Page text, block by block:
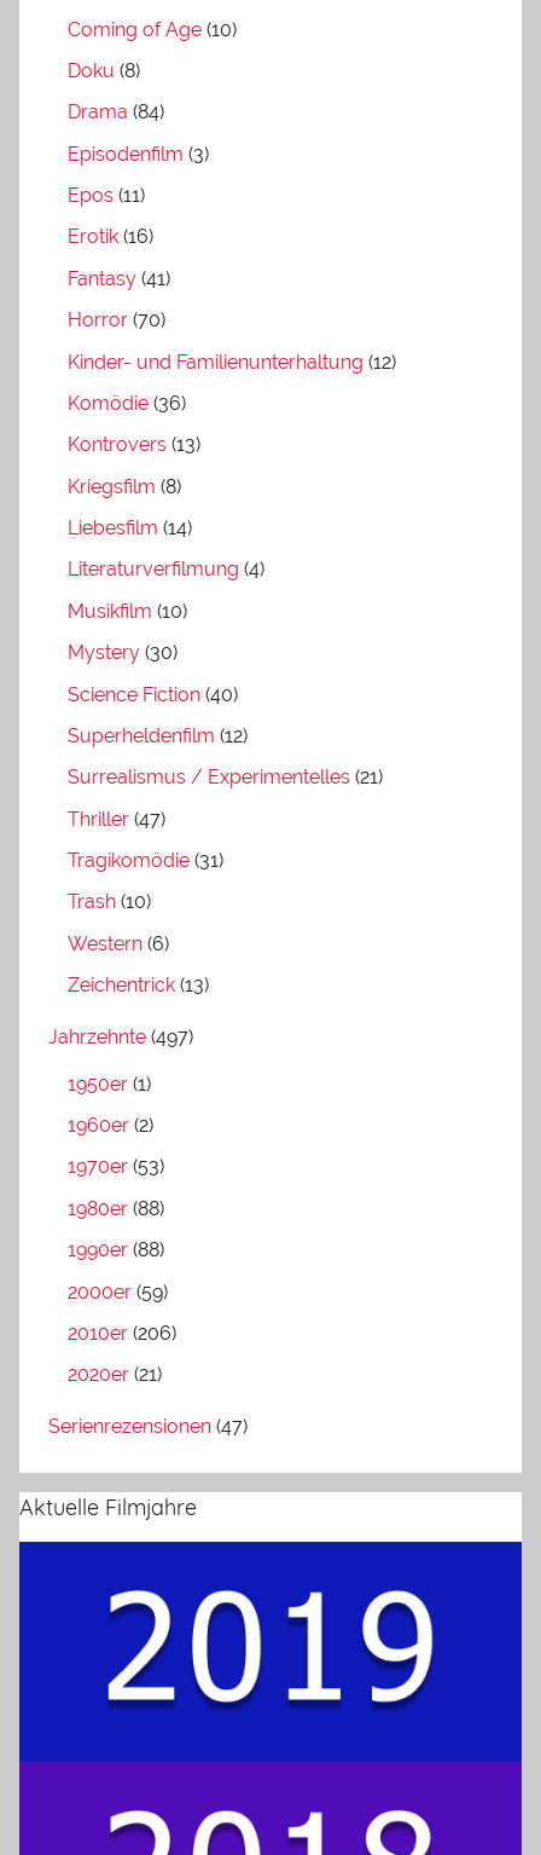
Coming of Age (10)
Doku (8)
Drama (84)
Episodenfilm (3)
Epos (11)
Erotik (16)
Fantasy (41)
Horror (70)
Kinder- und Familienunterhaltung (12)
Komödie (36)
Kontrovers (13)
Kriegsfilm (8)
Liebesfilm (14)
Literaturverfilmung (4)
Musikfilm (10)
Mystery (30)
Science Fiction (40)
Superheldenfilm (12)
Surrealismus / Experimentelles (21)
Thriller (47)
Tragikomödie (31)
Trash (10)
Western (6)
Zeichentrick (13)
Jahrzehnte (497)
1950er (1)
1960er (2)
1970er (53)
1980er (88)
1990er (88)
2000er (59)
2010er (206)
2020er (21)
Serienrezensionen (47)
Aktuelle Filmjahre